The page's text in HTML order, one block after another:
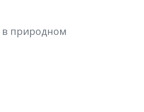
в природном